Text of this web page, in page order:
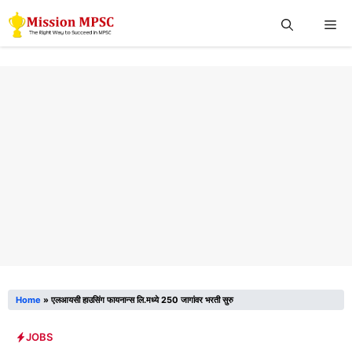
Skip
to
Home »एलआयसी हाउसिंग फायनान्स लि.मध्ये 250 जागांवर भरती सुरु
JOBS